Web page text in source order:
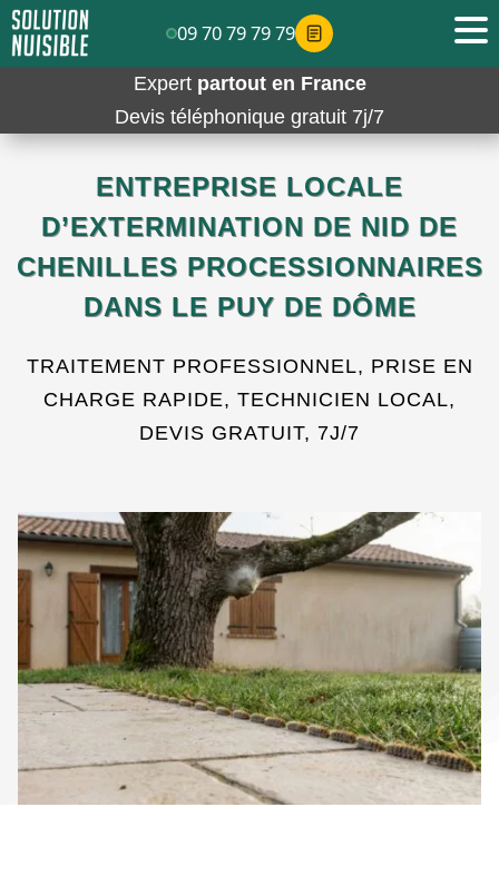
Expert partout en France
Devis téléphonique gratuit 7j/7
ENTREPRISE LOCALE
D’EXTERMINATION DE NID DE
CHENILLES PROCESSIONNAIRES
DANS LE PUY DE DÔME
TRAITEMENT PROFESSIONNEL, PRISE EN
CHARGE RAPIDE, TECHNICIEN LOCAL,
DEVIS GRATUIT, 7J/7
09 70 79 79 79